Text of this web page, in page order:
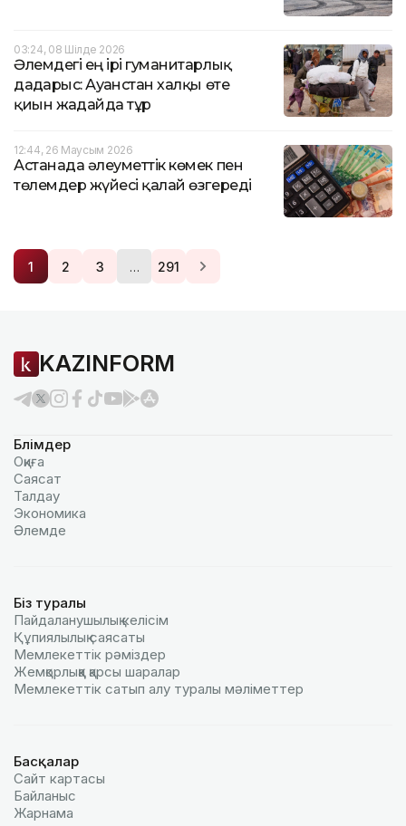
03:24, 08 Шілде 2026
Әлемдегі ең ірі гуманитарлық
дағдарыс: Ауғанстан халқы өте
қиын жағдайда тұр
12:44, 26 Маусым 2026
Астанада әлеуметтік көмек пен
төлемдер жүйесі қалай өзгереді
1 2 3 … 291
KAZINFORM
Бөлімдер
Оқиға
Саясат
Талдау
Экономика
Әлемде
Біз туралы
Пайдаланушылық келiciм
Құпиялылық саясаты
Мемлекеттік рәміздер
Жемқорлыққа қарсы шаралар
Мемлекеттік сатып алу туралы мәлiметтер
Басқалар
Сайт картасы
Байланыс
Жарнама